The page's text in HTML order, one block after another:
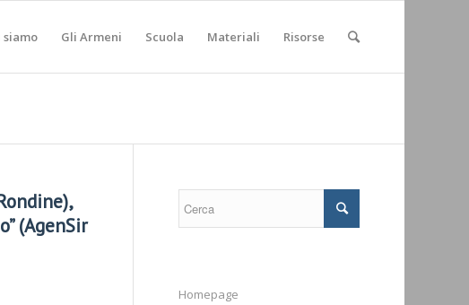
siamo Gli Armeni Scuola Materiali Risorse
(AgenSir
Homepage